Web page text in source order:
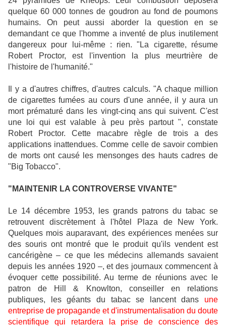
quelque 60 000 tonnes de goudron au fond de poumons
humains. On peut aussi
aborder
la question en se
demandant ce que l'homme a inventé de plus inutilement
dangereux pour lui-même : rien. "La cigarette, résume
Robert Proctor, est l'invention la plus meurtrière de
l'histoire de l'humanité."
Il y a d'autres chiffres, d'autres calculs. "A chaque million
de cigarettes fumées au cours d'une année, il y aura un
mort prématuré dans les vingt-cinq ans qui suivent. C'est
une loi qui est valable à peu près partout ", constate
Robert Proctor. Cette macabre règle de trois a des
applications inattendues. Comme celle de savoir combien
de morts ont causé les mensonges des hauts cadres de
"Big Tobacco".
"MAINTENIR LA CONTROVERSE VIVANTE"
Le 14 décembre 1953, les grands patrons du tabac se
retrouvent discrètement à l'hôtel
Plaza de New
York.
Quelques mois auparavant, des expériences menées sur
des souris ont montré que le produit qu'ils vendent est
cancérigène – ce que les médecins allemands savaient
depuis les années 1920 –, et des journaux commencent à
évoquer cette possibilité. Au terme de réunions avec le
patron de Hill & Knowlton,
conseiller
en relations
publiques, les géants du tabac se lancent dans une
entreprise de propagande et d'instrumentalisation du doute
scientifique qui retardera la prise de conscience des